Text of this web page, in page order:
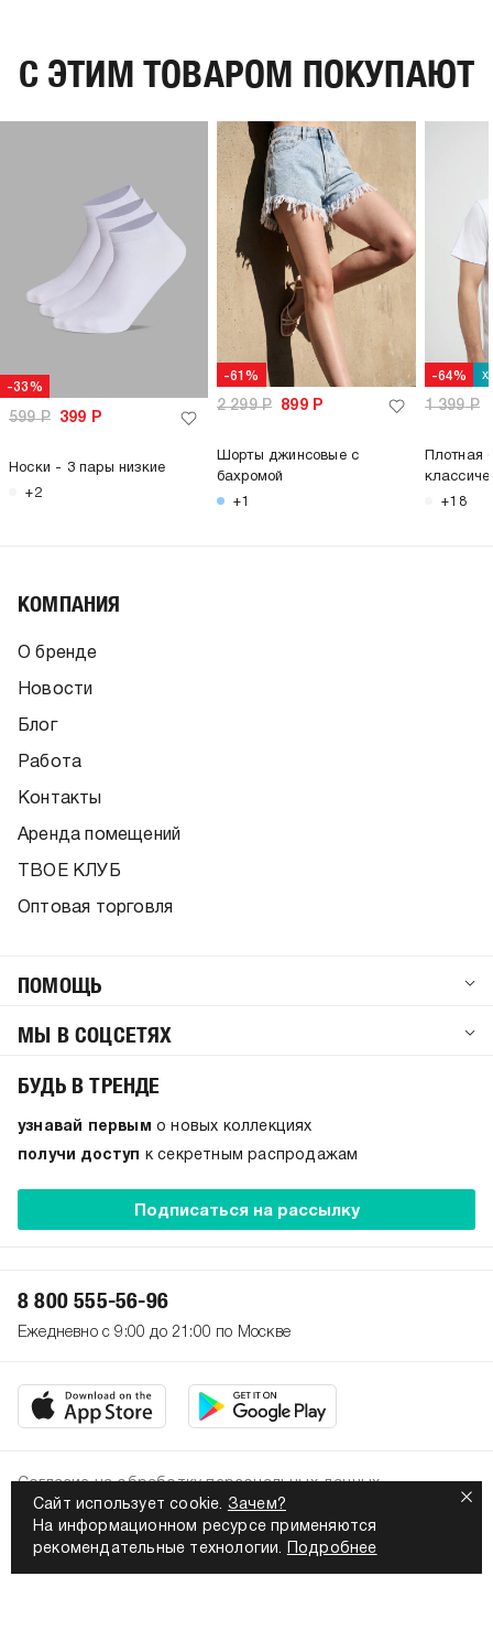
C ЭТИМ ТОВАРОМ ПОКУПАЮТ
-33%
599Р 399 Р
Носки - 3 пары низкие
+2
-61%
2 299Р 899Р
Шорты джинсовые с
бахромой
+1
-64%
1 399Р
Плотная
+18
Сайт использует cookie. Зачем?
На информационном ресурсе применяются
рекомендательные технологии.
Подробнее
КОМПАНИЯ
О бренде
Новости
Блог
Работа
Контакты
Аренда помещений
ТВОЕ КЛУБ
Оптовая торговля
ПОМОЩЬ
МЫ В СОЦСЕТЯХ
БУДЬ В ТРЕНДЕ
узнавай первым о новых коллекциях
получи доступ к секретным распродажам
Подписаться на рассылку
8 800 555-56-96
Ежедневно с 9:00 до 21:00 по Москве
2026. Все права защищены
Политика конфиденциальности
Согласие на обработку персональных данных